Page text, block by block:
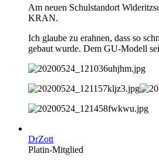
Am neuen Schulstandort
KRAN.
Ich glaube zu erahnen, dass so
gebaut wurde. Dem GU-Modell
DrZott
Platin-Mitglied